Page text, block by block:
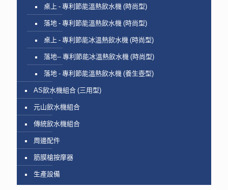
桌上 - 專利節能溫熱飲水機 (時尚型)
落地 - 專利節能溫熱飲水機 (時尚型)
桌上 - 專利節能冰溫熱飲水機 (時尚型)
落地-- 專利節能冰溫熱飲水機 (時尚型)
落地 - 專利節能溫熱飲水機 (養生壺型)
AS飲水機組合 (三用型)
元山飲水機組合
傳統飲水機組合
周邊配件
筋膜槍按摩器
生產設備